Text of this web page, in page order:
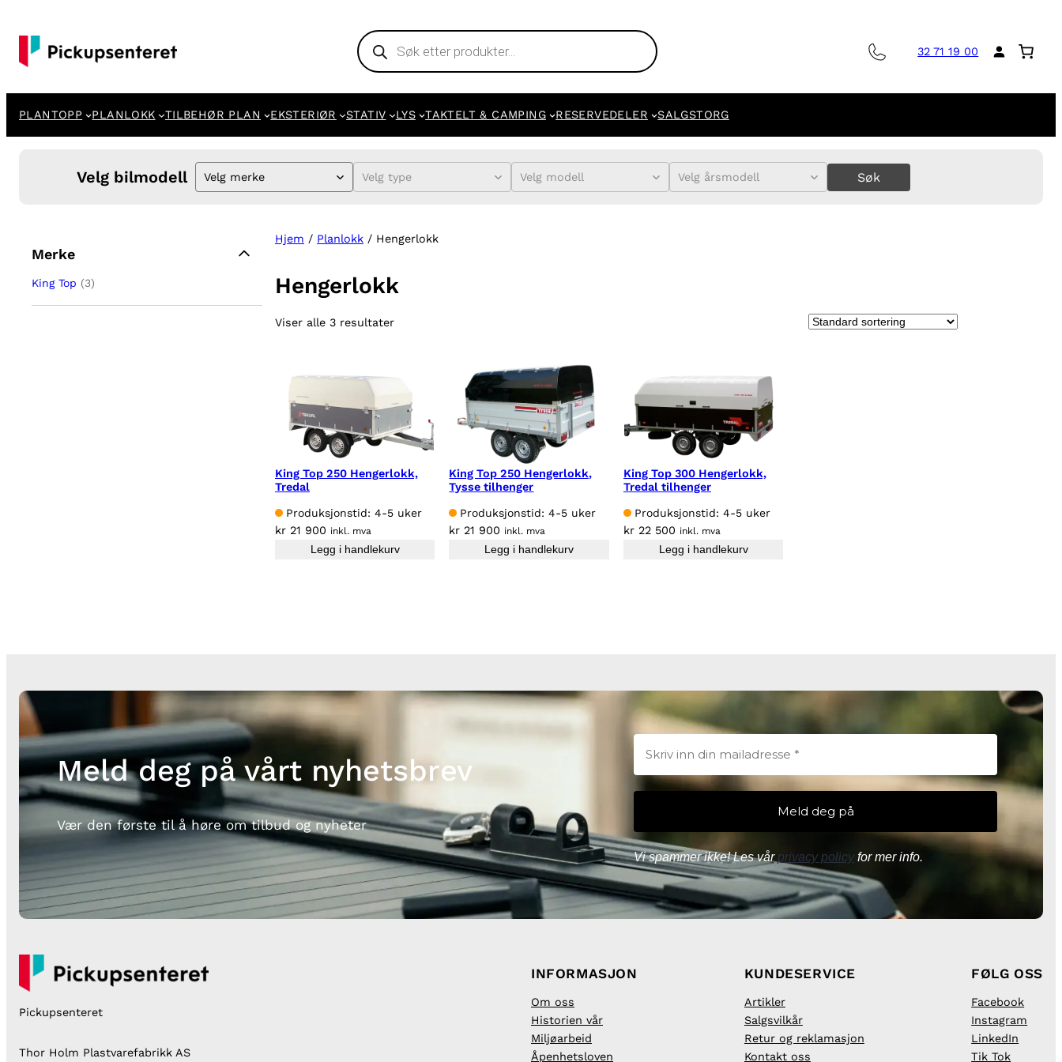
Products
search
32 71 19 00
PLANTOPP PLANLOKK TILBEHØR PLAN EKSTERIØR STATIV LYS TAKTELT & CAMPING RESERVEDELER SALGSTORG
Velg bilmodell Velg merke Velg type Velg modell Velg årsmodell Søk
Merke
King Top (3)
Hjem / Planlokk / Hengerlokk
Hengerlokk
Viser alle 3 resultater
King Top 250 Hengerlokk,
Tredal
Produksjonstid: 4-5 uker
kr 21 900 inkl. mva
Legg i handlekurv
King Top 250 Hengerlokk,
Tysse tilhenger
Produksjonstid: 4-5 uker
kr 21 900 inkl. mva
Legg i handlekurv
King Top 300 Hengerlokk,
Tredal tilhenger
Produksjonstid: 4-5 uker
kr22 500 inkl. mva
Legg i handlekurv
Meld deg på vårt nyhetsbrev
Vær den første til å høre om tilbud og nyheter
Vi spammer ikke! Les vårprivacy policyfor mer info.
Pickupsenteret
Thor Holm Plastvarefabrikk AS
INFORMASJON
Om oss
Historien vår
Miljøarbeid
Åpenhetsloven
KUNDESERVICE
Artikler
Salgsvilkår
Retur og reklamasjon
Kontakt oss
FØLG OSS
Facebook
Instagram
LinkedIn
Tik Tok